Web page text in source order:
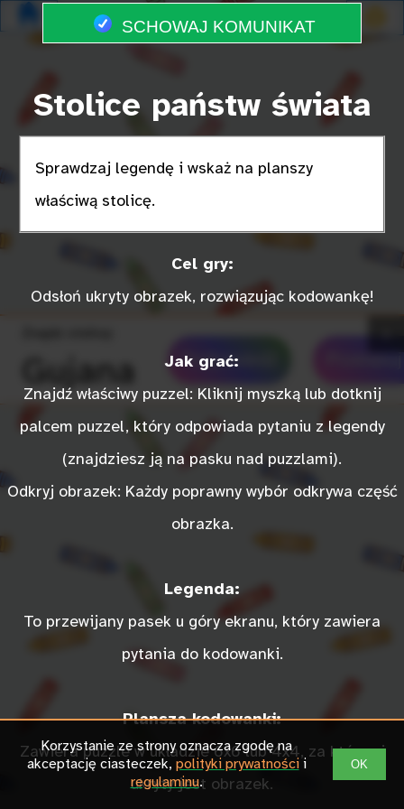
SCHOWAJ KOMUNIKAT
Stolice państw świata
Sprawdzaj legendę i wskaż na planszy
właściwą stolicę.
Cel gry:
Odsłoń ukryty obrazek, rozwiązując kodowankę!
Jak grać:
Znajdź właściwy puzzel: Kliknij myszką lub dotknij
palcem puzzel, który odpowiada pytaniu z legendy
(znajdziesz ją na pasku nad puzzlami).
Odkryj obrazek: Każdy poprawny wybór odkrywa część
obrazka.
Legenda:
To przewijany pasek u góry ekranu, który zawiera
pytania do kodowanki.
Plansza kodowanki:
Zawiera puzzle w układzie 6x6 lub 4x4, za którymi
ukryty jest obrazek.
Gujana Podpowiedź
Dżuba Niamey Kuwejt Algier
Seul Bandżul Bridgetown Port-au-
Prince
Castries Damaszek Tunis
Tarawa Pretoria Ottawa
Korzystanie ze strony oznacza zgodę na
akceptację ciasteczek, polityki prywatnościi
regulaminu.
OK